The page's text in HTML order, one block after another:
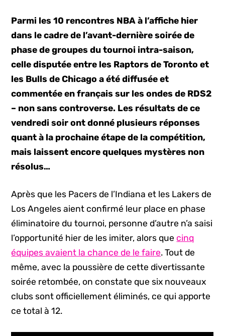
Parmi les 10 rencontres NBA à l’affiche hier
dans le cadre de l’avant-dernière soirée de
phase de groupes du tournoi intra-saison,
celle disputée entre les Raptors de Toronto et
les Bulls de Chicago a été diffusée et
commentée en français sur les ondes de RDS2
– non sans controverse. Les résultats de ce
vendredi soir ont donné plusieurs réponses
quant à la prochaine étape de la compétition,
mais laissent encore quelques mystères non
résolus…
Après que les Pacers de l’Indiana et les Lakers de
Los Angeles aient confirmé leur place en phase
éliminatoire du tournoi, personne d’autre n’a saisi
l’opportunité hier de les imiter, alors quecinq
équipes avaient la chance de le faire. Tout de
même, avec la poussière de cette divertissante
soirée retombée, on constate que six nouveaux
clubs sont officiellement éliminés, ce qui apporte
ce total à 12.